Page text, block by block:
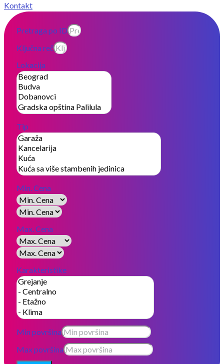
Kontakt
Pretraga po ID
Ključna reč
Lokacija
Tip
Min. Cena
Max. Cena
Karakteristike
Min površina
Max površina